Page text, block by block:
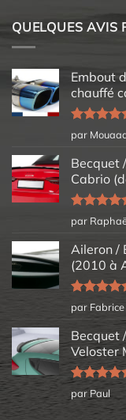
QUELQUES AVIS
Embout
chauffé
Note5
5
par
Becquet
Cabrio
Note5
5
par
Aileron /
(2010 à
Note5sur
5
par Fabrice
Becquet
Veloster
Note5sur
5
par Paul